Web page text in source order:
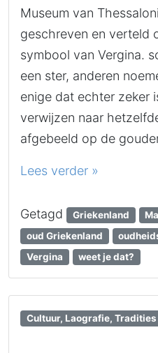
Museum van
geschreven en verteld
symbool van Vergina.
een ster, anderen
enige dat echter zeker
verwijzen naar
afgebeeld op de
Lees verder »
Getagd Griekenland
oud Griekenland
Vergina
weet je dat?
Cultuur, Laografie, Tradities